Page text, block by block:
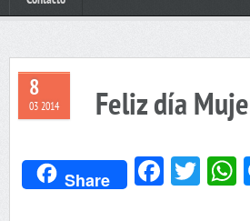
8
03 2014 Feliz día
Share